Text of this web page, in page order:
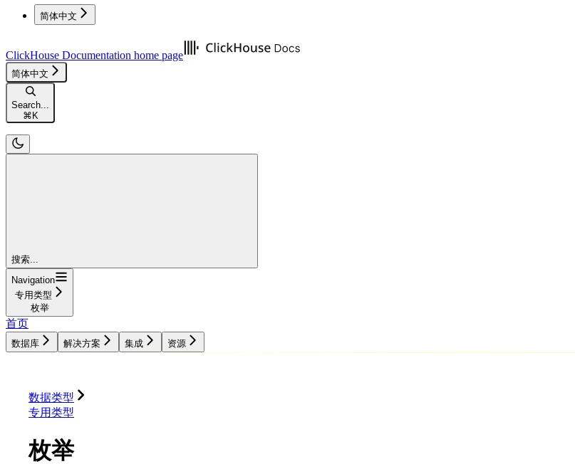
简体中文
ClickHouse Documentation home page
简体中文
Search...
⌘K
搜索...
Navigation
专用类型
枚举
首页
数据库 解决方案 集成 资源
数据类型
专用类型
枚举